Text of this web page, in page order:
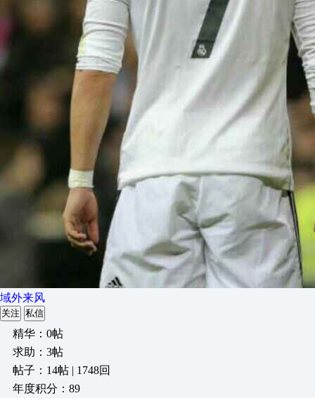
域外来风
关注 私信
精华：0帖
求助：3帖
帖子：14帖 | 1748回
年度积分：89